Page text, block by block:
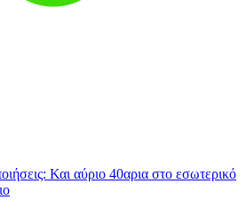
Και αύριο 40αρια στο εσωτερικό